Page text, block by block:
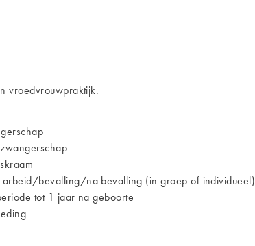
vroedvrouwpraktijk.
bevalling/na bevalling (in groep of individueel)
tot 1 jaar na geboorte